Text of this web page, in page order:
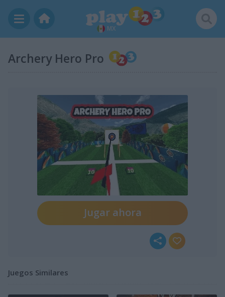
MX
Archery Hero Pro
Jugar ahora
Juegos Similares